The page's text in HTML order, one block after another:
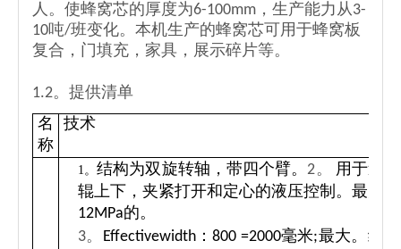
人。使蜂窝芯的厚度为6-100mm，生产能力从3-
10吨/班变化。本机生产的蜂窝芯可用于蜂窝板
复合，门填充，家具，展示碎片等。
1.2。提供清单
名
称
技术
1。结构为双旋转轴，带四个臂。2。
用于造纸
辊上下，夹紧打开和定心的液压控制。最大。
12MPa的。
3。
Effectivewidth：800 =2000毫米;最大。纸卷